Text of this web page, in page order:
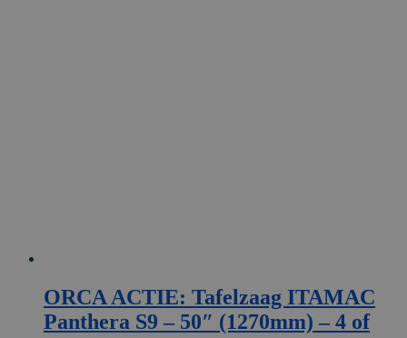
ORCA ACTIE: Tafelzaag ITAMAC
Panthera S9 – 50″ (1270mm) – 4 of